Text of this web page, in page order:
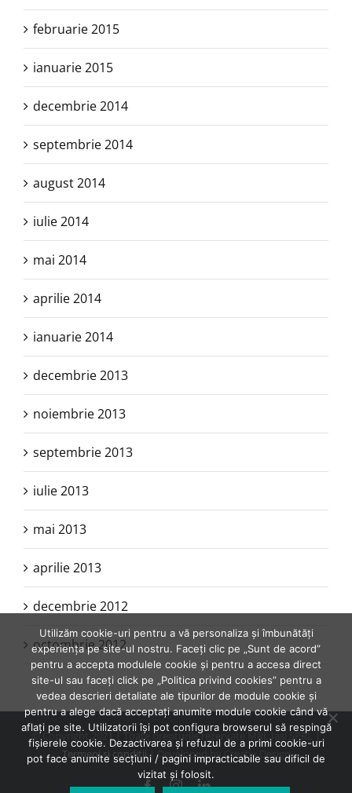
februarie 2015
ianuarie 2015
decembrie 2014
septembrie 2014
august 2014
iulie 2014
mai 2014
aprilie 2014
ianuarie 2014
decembrie 2013
noiembrie 2013
septembrie 2013
iulie 2013
mai 2013
aprilie 2013
decembrie 2012
octombrie 2012
© Copyright 2021 | Toate drepturile rezervate MRL Iasi SPRL |
Termeni şi condiţii| Developed by Creativ Design
FacebookInstagramLinkedIn
Utilizăm cookie-uri pentru a vă personaliza și îmbunătăți
experiența pe site-ul nostru. Faceți clic pe „Sunt de acord”
pentru a accepta modulele cookie și pentru a accesa direct
site-ul sau faceți click pe „Politica privind cookies” pentru a
vedea descrieri detaliate ale tipurilor de module cookie și
pentru a alege dacă acceptați anumite module cookie când vă
aflați pe site. Utilizatorii își pot configura browserul să respingă
fișierele cookie. Dezactivarea și refuzul de a primi cookie-uri
pot face anumite secțiuni / pagini impracticabile sau dificil de
vizitat și folosit.